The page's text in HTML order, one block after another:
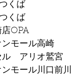
くば
くば
OPA
モール高崎
　アリオ鷲宮
モール川口前川